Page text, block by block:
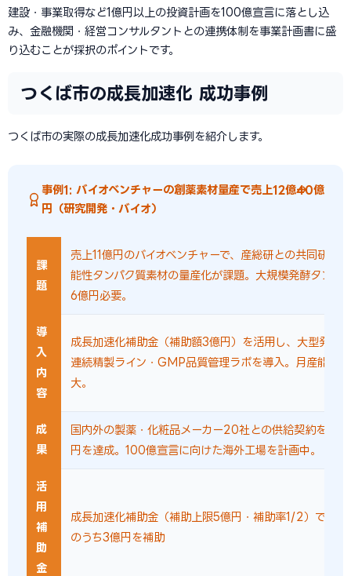
建設・事業取得など1億円以上の投資計画を100億宣言に落とし込
み、金融機関・経営コンサルタントとの連携体制を事業計画書に盛
り込むことが採択のポイントです。
つくば市の成長加速化 成功事例
つくば市の実際の成長加速化成功事例を紹介します。
事例1: バイオベンチャーの創薬素材量産で売上12億→40億
円（研究開発・バイオ）
課
題
売上11億円のバイオベンチャーで、産総研との共同研究
能性タンパク質素材の量産化が課題。大規模発酵タンク
6億円必要。
導
入
内
容
成長加速化補助金（補助額3億円）を活用し、大型発酵
連続精製ライン・GMP品質管理ラボを導入。月産能力
大。
成
果
国内外の製薬・化粧品メーカー20社との供給契約を獲
円を達成。100億宣言に向けた海外工場を計画中。
活
用
補
助
金
成長加速化補助金（補助上限5億円・補助率1/2）で設
のうち3億円を補助